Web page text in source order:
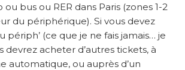
bus ou RER dans Paris (zones 1-2
du périphérique). Si vous devez
périph’ (ce que je ne fais jamais… je
devrez acheter d’autres tickets, à
automatique, ou auprès d’un